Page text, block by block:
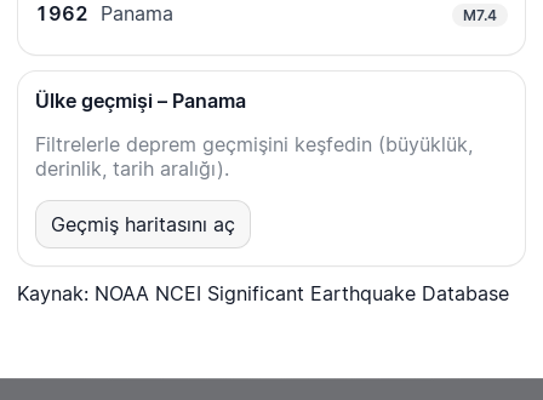
1962 Panama M7.4
Ülke geçmişi – Panama
Filtrelerle deprem geçmişini keşfedin (büyüklük,
derinlik, tarih aralığı).
Geçmiş haritasını aç
Kaynak: NOAA NCEI Significant Earthquake Database